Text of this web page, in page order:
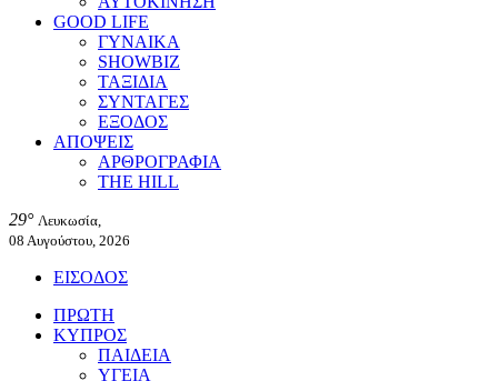
GOOD LIFE
ΓΥΝΑΙΚΑ
SHOWBIZ
ΤΑΞΙΔΙΑ
ΣΥΝΤΑΓΕΣ
ΕΞΟΔΟΣ
ΑΠΟΨΕΙΣ
ΑΡΘΡΟΓΡΑΦΙΑ
THE HILL
29° Λευκωσία,
08 Αυγούστου, 2026
ΕΙΣΟΔΟΣ
ΠΡΩΤΗ
ΚΥΠΡΟΣ
ΠΑΙΔΕΙΑ
ΥΓΕΙΑ